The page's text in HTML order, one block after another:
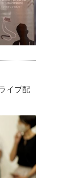
イブ配